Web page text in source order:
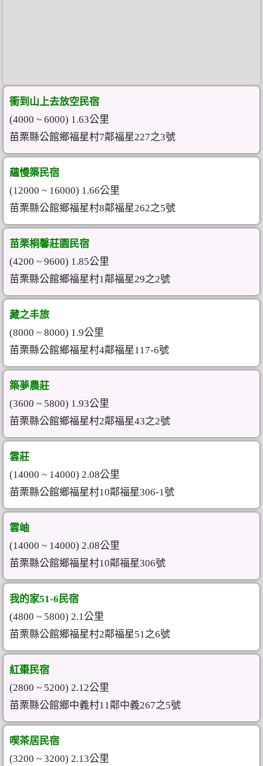
衝到山上去放空民宿
(4000 ~ 6000) 1.63公里
苗栗縣公館鄉福星村7鄰福星227之3號
蘊慢築民宿
(12000 ~ 16000) 1.66公里
苗栗縣公館鄉福星村8鄰福星262之5號
苗栗桐馨莊園民宿
(4200 ~ 9600) 1.85公里
苗栗縣公館鄉福星村1鄰福星29之2號
藏之丰旅
(8000 ~ 8000) 1.9公里
苗栗縣公館鄉福星村4鄰福星117-6號
築夢農莊
(3600 ~ 5800) 1.93公里
苗栗縣公館鄉福星村2鄰福星43之2號
雲莊
(14000 ~ 14000) 2.08公里
苗栗縣公館鄉福星村10鄰福星306-1號
雲岫
(14000 ~ 14000) 2.08公里
苗栗縣公館鄉福星村10鄰福星306號
我的家51-6民宿
(4800 ~ 5800) 2.1公里
苗栗縣公館鄉福星村2鄰福星51之6號
紅棗民宿
(2800 ~ 5200) 2.12公里
苗栗縣公館鄉中義村11鄰中義267之5號
喫茶居民宿
(3200 ~ 3200) 2.13公里